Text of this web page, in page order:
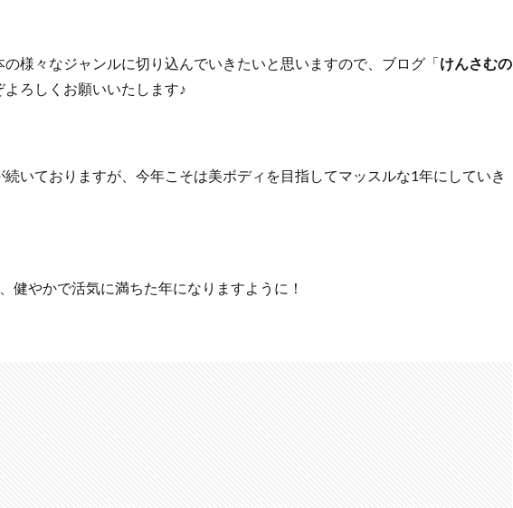
様々なジャンルに切り込んでいきたいと思いますので、ブログ「けんさむの
よろしくお願いいたします♪
いておりますが、今年こそは美ボディを目指してマッスルな1年にしていき
健やかで活気に満ちた年になりますように！